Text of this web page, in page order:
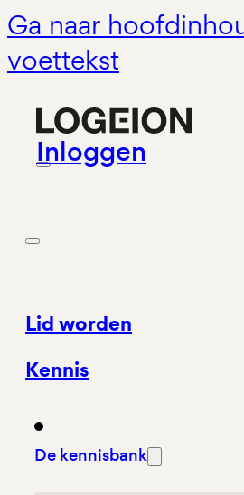
Ga naar
voettekst
Inloggen
Lid worden
Kennis
De kennisbank